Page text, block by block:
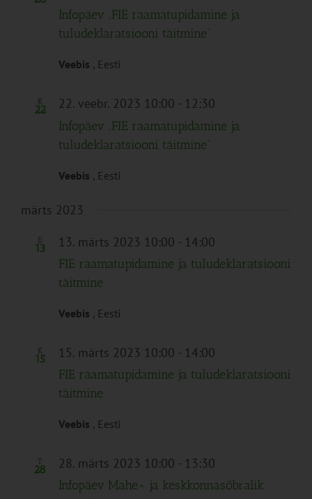
Infopäev „FIE raamatupidamine ja
tuludeklaratsiooni täitmine“
Veebis , Eesti
K
22 22. veebr. 2023 10:00 - 12:30
Infopäev „FIE raamatupidamine ja
tuludeklaratsiooni täitmine“
Veebis , Eesti
märts 2023
E
13 13. märts 2023 10:00 - 14:00
FIE raamatupidamine ja tuludeklaratsiooni
täitmine
Veebis , Eesti
K
15 15. märts 2023 10:00 - 14:00
FIE raamatupidamine ja tuludeklaratsiooni
täitmine
Veebis , Eesti
T
28 28. märts 2023 10:00 - 13:30
Infopäev Mahe- ja keskkonnasõbralik